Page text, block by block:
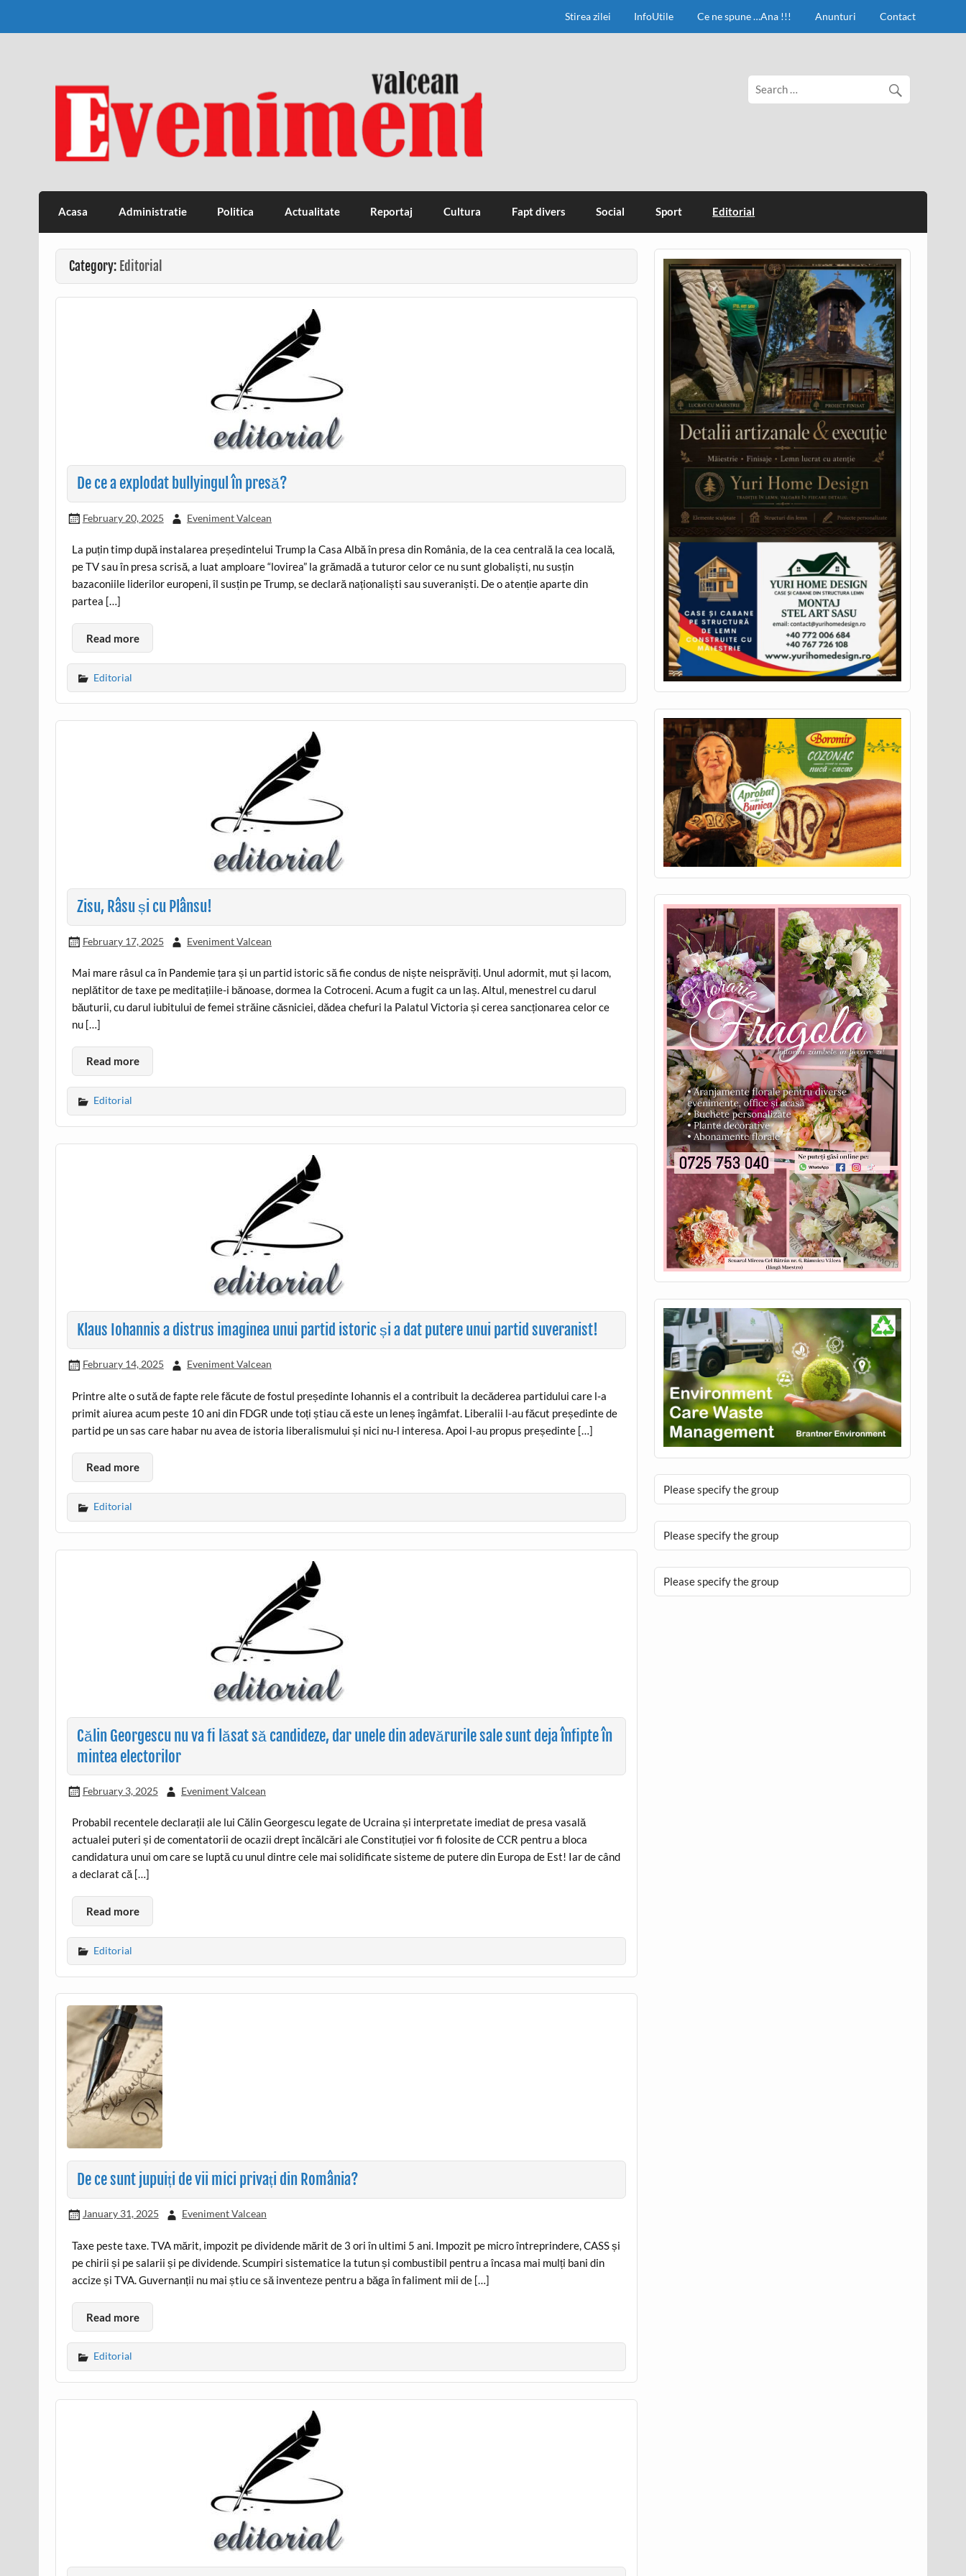
Stirea zilei InfoUtile Ce ne spune …Ana !!! Anunturi Contact
Eveniment Valcean
Acasa Administratie Politica Actualitate Reportaj Cultura Fapt divers Social Sport Editorial
Category: Editorial
De ce a explodat bullyingul în presă?
February 20, 2025 Eveniment Valcean
La puțin timp după instalarea președintelui Trump la Casa Albă în presa din România, de la cea centrală la cea locală,
pe TV sau în presa scrisă, a luat amploare “lovirea” la grămadă a tuturor celor ce nu sunt globaliști, nu susțin
bazaconiile liderilor europeni, îl susțin pe Trump, se declară naționaliști sau suveraniști. De o atenție aparte din
partea […]
Read more
Editorial
Zisu, Râsu și cu Plânsu!
February 17, 2025 Eveniment Valcean
Mai mare râsul ca în Pandemie țara și un partid istoric să fie condus de niște neisprăviți. Unul adormit, mut și lacom,
neplătitor de taxe pe meditațiile-i bănoase, dormea la Cotroceni. Acum a fugit ca un laș. Altul, menestrel cu darul
băuturii, cu darul iubitului de femei străine căsniciei, dădea chefuri la Palatul Victoria și cerea sancționarea celor ce
nu […]
Read more
Editorial
Klaus Iohannis a distrus imaginea unui partid istoric și a dat putere unui partid suveranist!
February 14, 2025 Eveniment Valcean
Printre alte o sută de fapte rele făcute de fostul președinte Iohannis el a contribuit la decăderea partidului care l-a
primit aiurea acum peste 10 ani din FDGR unde toți știau că este un leneș îngâmfat. Liberalii l-au făcut președinte de
partid pe un sas care habar nu avea de istoria liberalismului și nici nu-l interesa. Apoi l-au propus președinte […]
Read more
Editorial
Călin Georgescu nu va fi lăsat să candideze, dar unele din adevărurile sale sunt deja înfipte în
mintea electorilor
February 3, 2025 Eveniment Valcean
Probabil recentele declarații ale lui Călin Georgescu legate de Ucraina și interpretate imediat de presa vasală
actualei puteri și de comentatorii de ocazii drept încălcări ale Constituției vor fi folosite de CCR pentru a bloca
candidatura unui om care se luptă cu unul dintre cele mai solidificate sisteme de putere din Europa de Est! Iar de când
a declarat că […]
Read more
Editorial
De ce sunt jupuiți de vii mici privați din România?
January 31, 2025 Eveniment Valcean
Taxe peste taxe. TVA mărit, impozit pe dividende mărit de 3 ori în ultimi 5 ani. Impozit pe micro întreprindere, CASS și
pe chirii și pe salarii și pe dividende. Scumpiri sistematice la tutun și combustibil pentru a încasa mai mulți bani din
accize și TVA. Guvernanții nu mai știu ce să inventeze pentru a băga în faliment mii de […]
Read more
Editorial
Please specify the group
Please specify the group
Please specify the group